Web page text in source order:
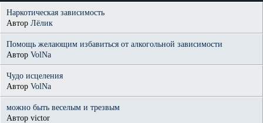
Наркотическая зависимость
Автор Лёлик
Помощь желающим избавиться от алкогольной зависимости
Автор VolNa
Чудо исцеления
Автор VolNa
можно быть веселым и трезвым
Автор victor